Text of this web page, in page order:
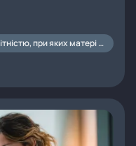
Інші стани, переважно пов’язані з вагітністю, при яких матері потребують допомоги